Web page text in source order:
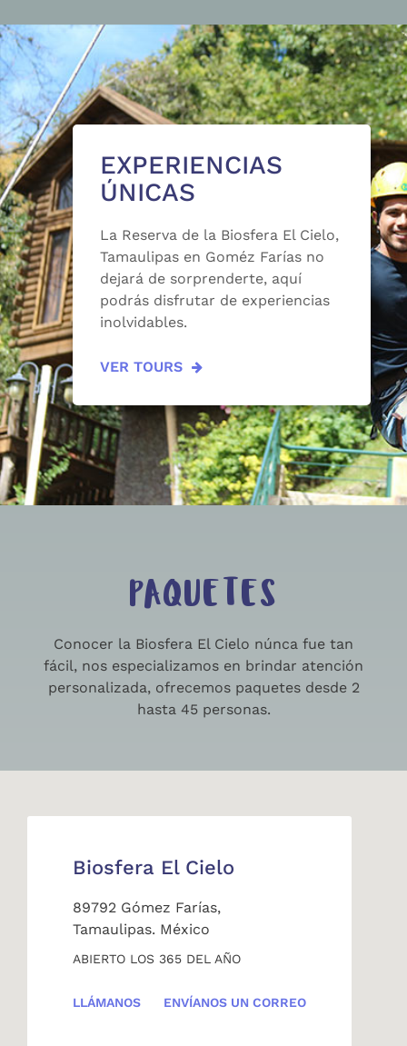
EXPERIENCIAS
ÚNICAS
La Reserva de la Biosfera El Cielo,
Tamaulipas en Goméz Farías no
dejará de sorprenderte, aquí
podrás disfrutar de experiencias
inolvidables.
VER TOURS
PAQUETES
Conocer la Biosfera El Cielo núnca fue tan
fácil, nos especializamos en brindar atención
personalizada, ofrecemos paquetes desde 2
hasta 45 personas.
Biosfera El Cielo
89792 Gómez Farías,
Tamaulipas. México
ABIERTO LOS 365 DEL AÑO
LLÁMANOS ENVÍANOS UN CORREO